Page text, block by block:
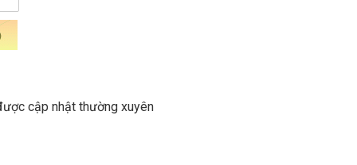
cập nhật thường xuyên